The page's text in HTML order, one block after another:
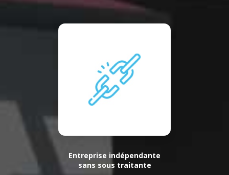
Entreprise indépendante
sans sous traitante